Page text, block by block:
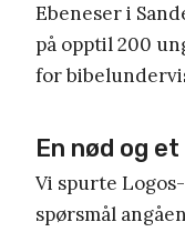
Ebeneser i
på opptil 200
for
En nød og et
Vi spurte
spørsmål